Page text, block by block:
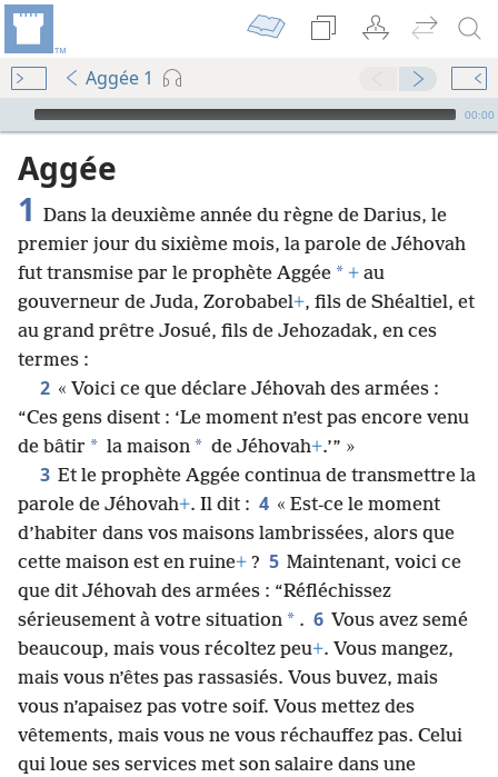
Aggée 1
Audio Player
00:00
Aggée
1 Dans la deuxième année du règne de Darius, le
premier jour du sixième mois, la parole de Jéhovah
fut transmise par le prophète Aggée * + au
gouverneur de Juda, Zorobabel+, fils de Shéaltiel, et
au grand prêtre Josué, fils de Jehozadak, en ces
termes :
2 « Voici ce que déclare Jéhovah des armées :
“Ces gens disent : ‘Le moment n’est pas encore venu
de bâtir * la maison * de Jéhovah+.’” »
3 Et le prophète Aggée continua de transmettre la
parole de Jéhovah+. Il dit : 4 « Est-ce le moment
d’habiter dans vos maisons lambrissées, alors que
cette maison est en ruine+ ? 5 Maintenant, voici ce
que dit Jéhovah des armées : “Réfléchissez
sérieusement à votre situation * . 6 Vous avez semé
beaucoup, mais vous récoltez peu+. Vous mangez,
mais vous n’êtes pas rassasiés. Vous buvez, mais
vous n’apaisez pas votre soif. Vous mettez des
vêtements, mais vous ne vous réchauffez pas. Celui
qui loue ses services met son salaire dans une